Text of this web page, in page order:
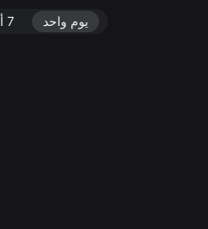
يوم واحد 7 أيام